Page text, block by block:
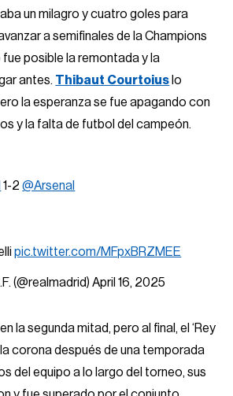
un milagro y cuatro goles para
a semifinales de la Champions
fue posible la remontada y la
antes. Thibaut Courtoius lo
la esperanza se fue apagando con
y la falta de futbol del campeón.
1-2@Arsenal
pic.twitter.com/MFpxBRZMEE
(@realmadrid)April 16, 2025
la segunda mitad, pero al final, el ‘Rey
corona después de una temporada
del equipo a lo largo del torneo, sus